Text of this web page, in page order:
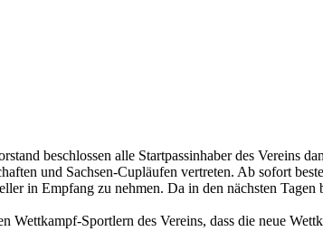
beschlossen alle Startpassinhaber des Vereins
und Sachsen-Cupläufen vertreten. Ab sofort
in Empfang zu nehmen. Da in den nächsten Tagen
Wettkampf-Sportlern des Vereins, dass die neue